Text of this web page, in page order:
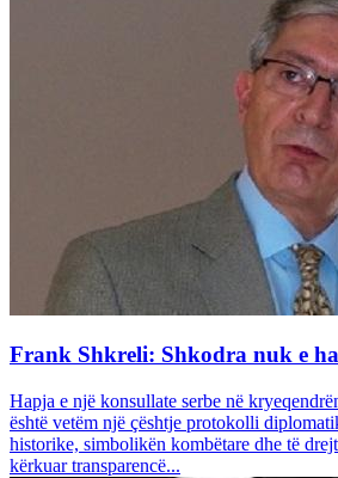
Frank Shkreli: Shkodra nuk e
Hapja e një konsullate serbe në
është vetëm një çështje protokolli
historike, simbolikën kombëtare dhe të
kërkuar transparencë...